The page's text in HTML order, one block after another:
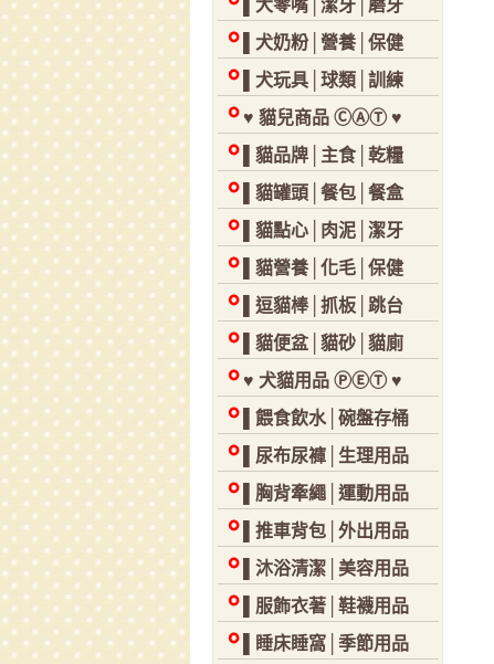
▌犬零嘴│潔牙│磨牙
▌犬奶粉│營養│保健
▌犬玩具│球類│訓練
♥ 貓兒商品 ⒸⒶⓉ ♥
▌貓品牌│主食│乾糧
▌貓罐頭│餐包│餐盒
▌貓點心│肉泥│潔牙
▌貓營養│化毛│保健
▌逗貓棒│抓板│跳台
▌貓便盆│貓砂│貓廁
♥ 犬貓用品 ⓅⒺⓉ ♥
▌餵食飲水│碗盤存桶
▌尿布尿褲│生理用品
▌胸背牽繩│運動用品
▌推車背包│外出用品
▌沐浴清潔│美容用品
▌服飾衣著│鞋襪用品
▌睡床睡窩│季節用品